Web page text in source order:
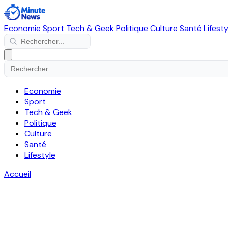
Economie Sport Tech & GeekPolitique Culture Santé
Economie
Sport
Tech & Geek
Politique
Culture
Santé
Lifestyle
Accueil